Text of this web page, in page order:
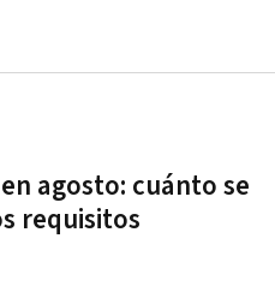
agosto: cuánto se
requisitos